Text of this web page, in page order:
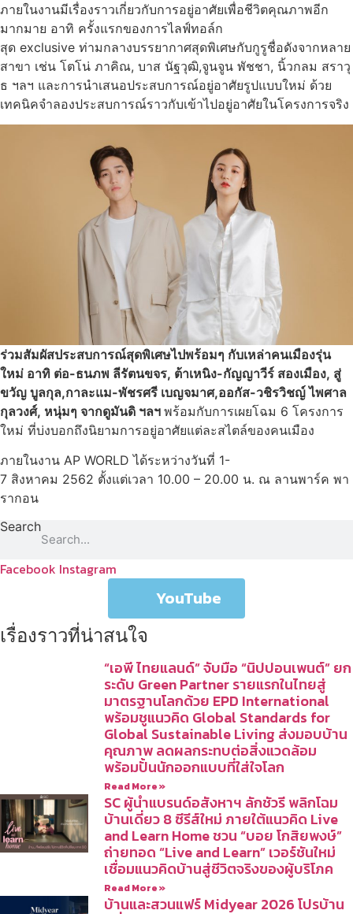
ภายในงานมีเรื่องราวเกี่ยวกับการอยู่อาศัยเพื่อชีวิตคุณภาพอีก
มากมาย อาทิ ครั้งแรกของการไลฟ์ทอล์ก
สุด exclusive ท่ามกลางบรรยากาศสุดพิเศษกับกูรูชื่อดังจากหลาย
สาขา เช่น โตโน่ ภาคิณ, บาส นัฐวุฒิ,จูนจูน พัชชา, นิ้วกลม สราวุ
ธ ฯลฯ และการนำเสนอประสบการณ์อยู่อาศัยรูปแบบใหม่ ด้วย
เทคนิคจำลองประสบการณ์ราวกับเข้าไปอยู่อาศัยในโครงการจริง
ร่วมสัมผัสประสบการณ์สุดพิเศษไปพร้อมๆ กับเหล่าคนเมืองรุ่น
ใหม่ อาทิ ต่อ-ธนภพ ลีรัตนขจร, ต้าเหนิง-กัญญาวีร์ สองเมือง, สู่
ขวัญ บูลกุล,กาละแม-พัชรศรี เบญจมาศ,ออกัส-วชิรวิชญ์ ไพศาล
กุลวงศ์, หนุ่มๆ จากดูมันดิ ฯลฯ พร้อมกับการเผยโฉม 6 โครงการ
ใหม่ ที่บ่งบอกถึงนิยามการอยู่อาศัยแต่ละสไตล์ของคนเมือง
ภายในงาน AP WORLD ได้ระหว่างวันที่ 1-
7 สิงหาคม 2562 ตั้งแต่เวลา 10.00 – 20.00 น. ณ ลานพาร์ค พา
รากอน
Search
Facebook Instagram
YouTube
เรื่องราวที่น่าสนใจ
“เอพี ไทยแลนด์” จับมือ “นิปปอนเพนต์” ยก
ระดับ Green Partner รายแรกในไทยสู่
มาตรฐานโลกด้วย EPD International
พร้อมชูแนวคิด Global Standards for
Global Sustainable Living ส่งมอบบ้าน
คุณภาพ ลดผลกระทบต่อสิ่งแวดล้อม
พร้อมปั้นนักออกแบบที่ใส่ใจโลก
Read More »
SC ผู้นำแบรนด์อสังหาฯ ลักชัวรี พลิกโฉม
บ้านเดี่ยว 8 ซีรีส์ใหม่ ภายใต้แนวคิด Live
and Learn Home ชวน “บอย โกสิยพงษ์”
ถ่ายทอด “Live and Learn” เวอร์ชันใหม่
เชื่อมแนวคิดบ้านสู่ชีวิตจริงของผู้บริโภค
Read More »
บ้านและสวนแฟร์ Midyear 2026 โปรบ้าน